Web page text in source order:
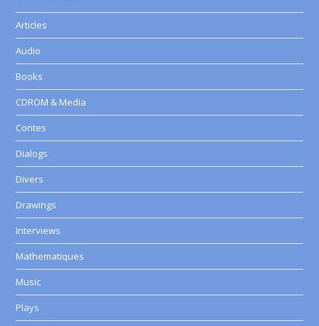
Articles
Audio
Books
CDROM & Media
Contes
Dialogs
Divers
Drawings
Interviews
Mathematiques
Music
Plays